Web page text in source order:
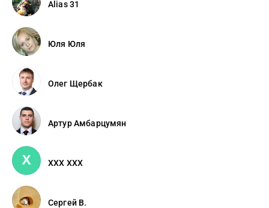
Alias 31
Юля Юля
Олег Щербак
Артур Амбарцумян
ХХХ ХХХ
Сергей В.